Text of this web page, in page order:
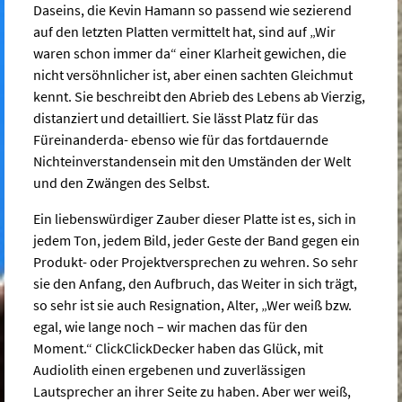
Daseins, die Kevin Hamann so passend wie sezierend
auf den letzten Platten vermittelt hat, sind auf „Wir
waren schon immer da“ einer Klarheit gewichen, die
nicht versöhnlicher ist, aber einen sachten Gleichmut
kennt. Sie beschreibt den Abrieb des Lebens ab Vierzig,
distanziert und detailliert. Sie lässt Platz für das
Füreinanderda- ebenso wie für das fortdauernde
Nichteinverstandensein mit den Umständen der Welt
und den Zwängen des Selbst.
Ein liebenswürdiger Zauber dieser Platte ist es, sich in
jedem Ton, jedem Bild, jeder Geste der Band gegen ein
Produkt- oder Projektversprechen zu wehren. So sehr
sie den Anfang, den Aufbruch, das Weiter in sich trägt,
so sehr ist sie auch Resignation, Alter, „Wer weiß bzw.
egal, wie lange noch – wir machen das für den
Moment.“ ClickClickDecker haben das Glück, mit
Audiolith einen ergebenen und zuverlässigen
Lautsprecher an ihrer Seite zu haben. Aber wer weiß,